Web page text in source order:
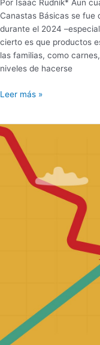
Por Isaac Rudnik* Aun
Canastas Básicas se fue
durante el 2024
cierto es que productos
las familias, como
niveles de hacerse
Leer más »
DESACELERACIÓN
DE
INFLACIÓN|
¿MAYOR